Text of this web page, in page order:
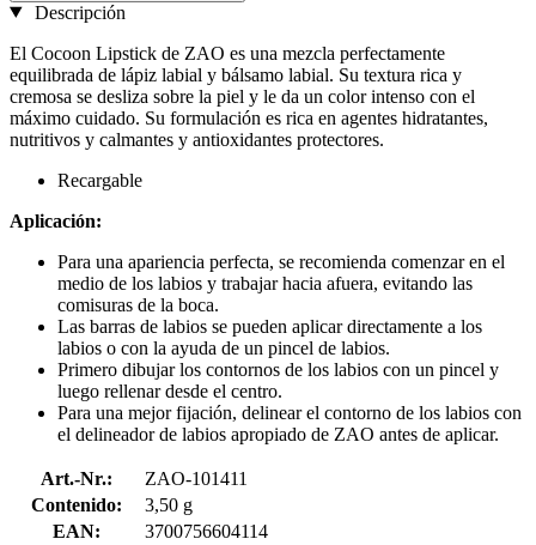
Descripción
El Cocoon Lipstick de ZAO es una mezcla perfectamente
equilibrada de lápiz labial y bálsamo labial. Su textura rica y
cremosa se desliza sobre la piel y le da un color intenso con el
máximo cuidado. Su formulación es rica en agentes hidratantes,
nutritivos y calmantes y antioxidantes protectores.
Recargable
Aplicación:
Para una apariencia perfecta, se recomienda comenzar en el
medio de los labios y trabajar hacia afuera, evitando las
comisuras de la boca.
Las barras de labios se pueden aplicar directamente a los
labios o con la ayuda de un pincel de labios.
Primero dibujar los contornos de los labios con un pincel y
luego rellenar desde el centro.
Para una mejor fijación, delinear el contorno de los labios con
el delineador de labios apropiado de ZAO antes de aplicar.
Art.-Nr.:
ZAO-101411
Contenido:
3,50 g
EAN:
3700756604114